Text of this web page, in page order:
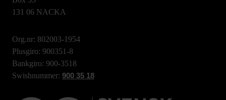
131 06 NACKA
Org.nr: 802003-1954
Plusgiro: 900351-8
Bankgiro: 900-3518
Swishnummer: 900 35 18